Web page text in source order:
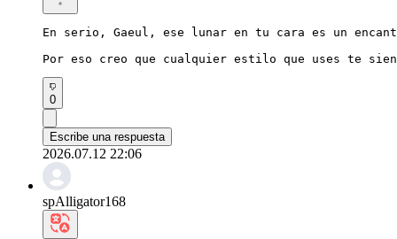
En serio, Gaeul, ese lunar en tu cara es un
Por eso creo que cualquier estilo que uses te
0
Escribe una respuesta
2026.07.12 22:06
spAlligator168